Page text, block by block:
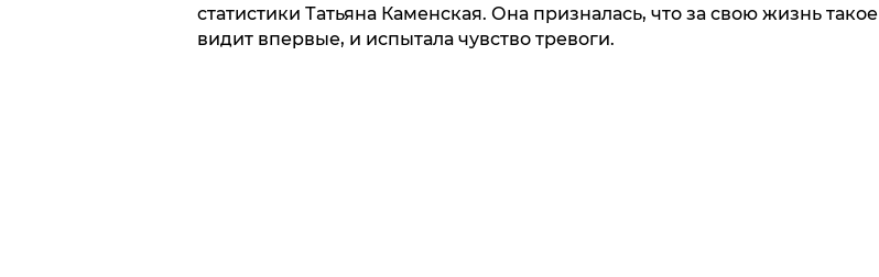
статистики Татьяна Каменская. Она призналась, что за свою жизнь такое
видит впервые, и испытала чувство тревоги.